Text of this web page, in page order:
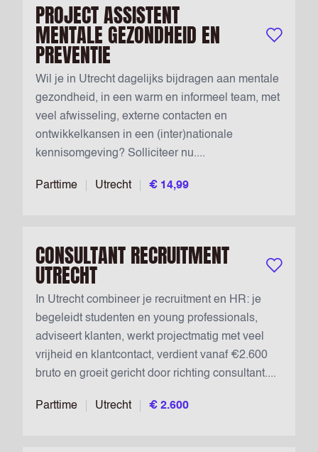
PROJECT ASSISTENT
MENTALE GEZONDHEID EN
PREVENTIE Bewaar
Parttime Utrecht € 14,99
Wil je in Utrecht dagelijks bijdragen aan mentale
gezondheid, in een warm en informeel team, met
veel afwisseling, externe contacten en
ontwikkelkansen in een (inter)nationale
kennisomgeving? Solliciteer nu....
CONSULTANT RECRUITMENT
UTRECHT Bewaar
Parttime Utrecht € 2.600
In Utrecht combineer je recruitment en HR: je
begeleidt studenten en young professionals,
adviseert klanten, werkt projectmatig met veel
vrijheid en klantcontact, verdient vanaf €2.600
bruto en groeit gericht door richting consultant....